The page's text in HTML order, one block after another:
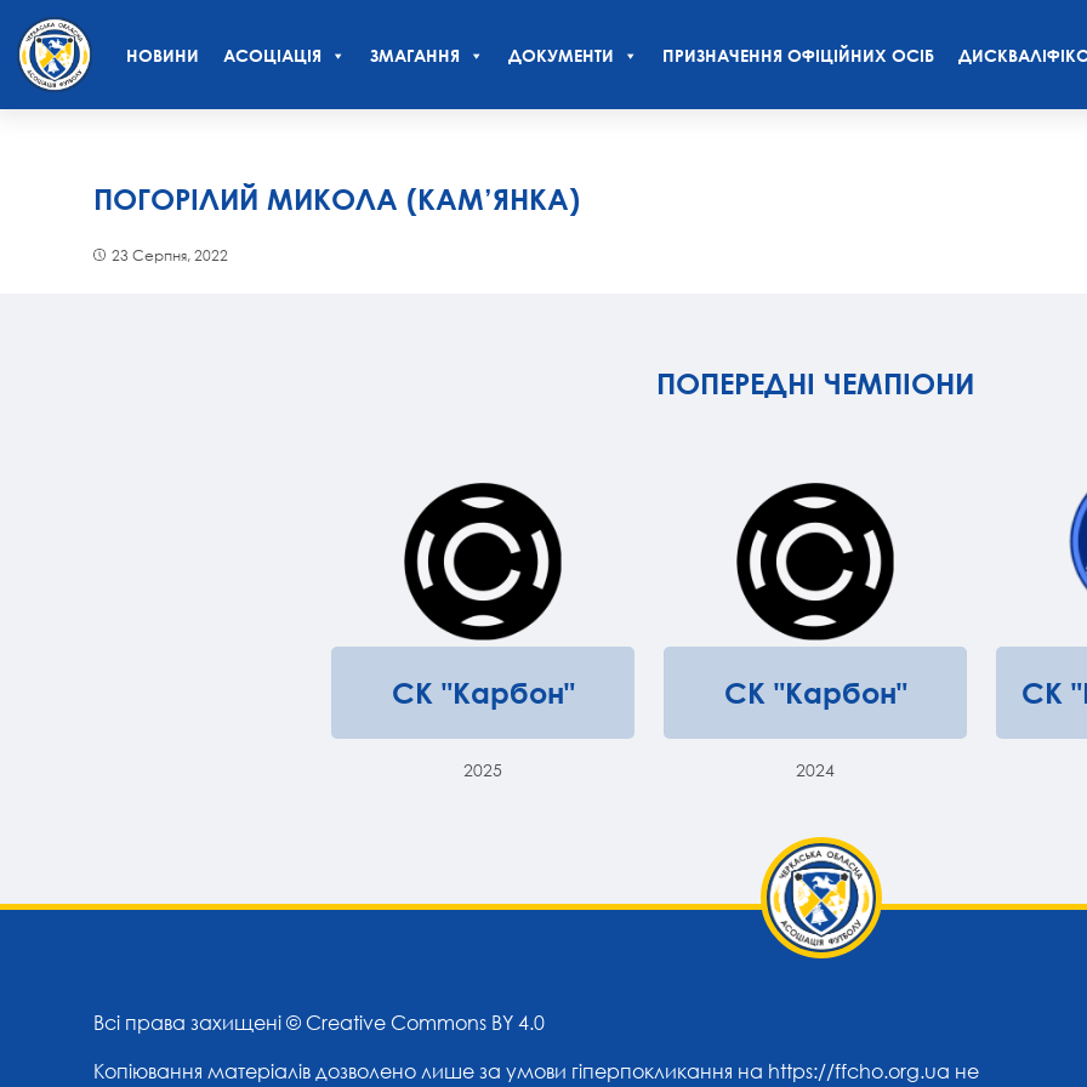
НОВИНИ АСОЦІАЦІЯ ЗМАГАННЯ ДОКУМЕНТИ ПРИЗНАЧЕННЯ ОФІЦІЙНИХ ОСІБ
ПОГОРІЛИЙ МИКОЛА (КАМ’ЯНКА)
23 Серпня, 2022
ПОПЕРЕДНІ ЧЕМПІОНИ
СК "Карбон"
2025
СК "Карбон"
2024
СК
Всі права захищені © Creative Commons BY 4.0
Копіювання матеріалів дозволено лише за умови гіперпокликання на https://ffcho.org.ua не